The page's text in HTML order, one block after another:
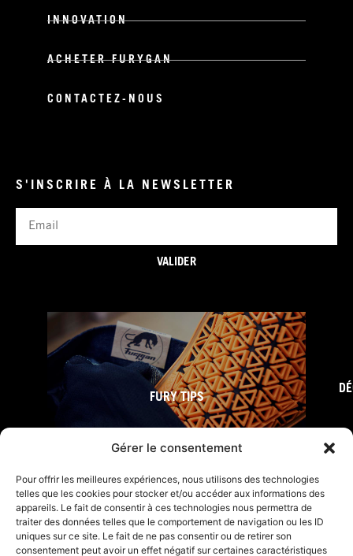
Gérer le consentement
Pour offrir les meilleures expériences, nous utilisons des technologies
telles que les cookies pour stocker et/ou accéder aux informations des
appareils. Le fait de consentir à ces technologies nous permettra de
traiter des données telles que le comportement de navigation ou les ID
uniques sur ce site. Le fait de ne pas consentir ou de retirer son
consentement peut avoir un effet négatif sur certaines caractéristiques
INNOVATION
ACHETER FURYGAN
CONTACTEZ-NOUS
S'INSCRIRE À LA NEWSLETTER
VALIDER
FURY TIPS